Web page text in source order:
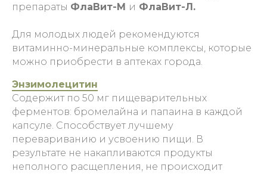
препараты ФлаВит-М и ФлаВит-Л.
Для молодых людей рекомендуются
витаминно-минеральные комплексы, которые
можно приобрести в аптеках города.
Энзимолецитин
Содержит по 50 мг пищеварительных
ферментов: бромелайна и папаина в каждой
капсуле. Способствует лучшему
перевариванию и усвоению пищи. В
результате не накапливаются продукты
неполного расщепления, не происходит